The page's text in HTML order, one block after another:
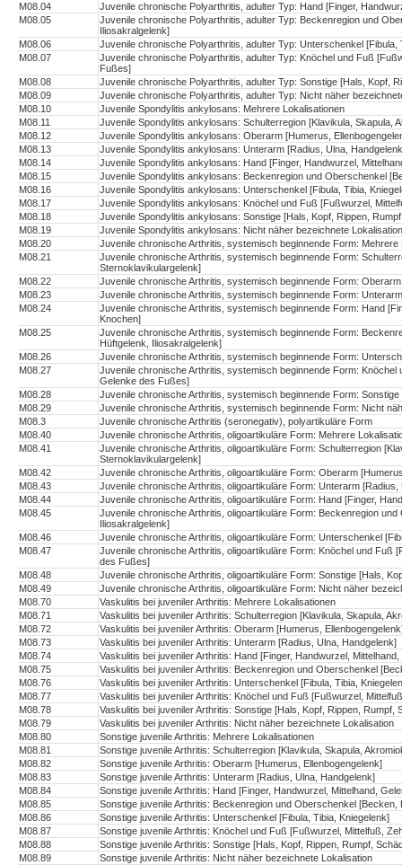
M08.04
Juvenile chronische Polyarthritis, adulter Typ: Hand [Finger,
M08.05
Juvenile chronische Polyarthritis, adulter Typ: Beckenregion und
Iliosakralgelenk]
M08.06
Juvenile chronische Polyarthritis, adulter Typ: Unterschenkel [Fibula,
M08.07
Juvenile chronische Polyarthritis, adulter Typ: Knöchel und Fuß
Fußes]
M08.08
Juvenile chronische Polyarthritis, adulter Typ: Sonstige [Hals, Kopf,
M08.09
Juvenile chronische Polyarthritis, adulter Typ: Nicht näher
M08.10
Juvenile Spondylitis ankylosans: Mehrere Lokalisationen
M08.11
Juvenile Spondylitis ankylosans: Schulterregion [Klavikula, Skapula,
M08.12
Juvenile Spondylitis ankylosans: Oberarm [Humerus,
M08.13
Juvenile Spondylitis ankylosans: Unterarm [Radius, Ulna,
M08.14
Juvenile Spondylitis ankylosans: Hand [Finger, Handwurzel,
M08.15
Juvenile Spondylitis ankylosans: Beckenregion und Oberschenkel
M08.16
Juvenile Spondylitis ankylosans: Unterschenkel [Fibula, Tibia,
M08.17
Juvenile Spondylitis ankylosans: Knöchel und Fuß [Fußwurzel,
M08.18
Juvenile Spondylitis ankylosans: Sonstige [Hals, Kopf, Rippen,
M08.19
Juvenile Spondylitis ankylosans: Nicht näher bezeichnete Lokalisation
M08.20
Juvenile chronische Arthritis, systemisch beginnende Form: Mehrere
M08.21
Juvenile chronische Arthritis, systemisch beginnende Form:
Sternoklavikulargelenk]
M08.22
Juvenile chronische Arthritis, systemisch beginnende Form:
M08.23
Juvenile chronische Arthritis, systemisch beginnende Form:
M08.24
Juvenile chronische Arthritis, systemisch beginnende Form: Hand
Knochen]
M08.25
Juvenile chronische Arthritis, systemisch beginnende Form:
Hüftgelenk, Iliosakralgelenk]
M08.26
Juvenile chronische Arthritis, systemisch beginnende Form:
M08.27
Juvenile chronische Arthritis, systemisch beginnende Form:
Gelenke des Fußes]
M08.28
Juvenile chronische Arthritis, systemisch beginnende Form:
M08.29
Juvenile chronische Arthritis, systemisch beginnende Form: Nicht
M08.3
Juvenile chronische Arthritis (seronegativ), polyartikuläre Form
M08.40
Juvenile chronische Arthritis, oligoartikuläre Form: Mehrere
M08.41
Juvenile chronische Arthritis, oligoartikuläre Form: Schulterregion
Sternoklavikulargelenk]
M08.42
Juvenile chronische Arthritis, oligoartikuläre Form: Oberarm
M08.43
Juvenile chronische Arthritis, oligoartikuläre Form: Unterarm [Radius,
M08.44
Juvenile chronische Arthritis, oligoartikuläre Form: Hand [Finger,
M08.45
Juvenile chronische Arthritis, oligoartikuläre Form: Beckenregion
Iliosakralgelenk]
M08.46
Juvenile chronische Arthritis, oligoartikuläre Form: Unterschenkel
M08.47
Juvenile chronische Arthritis, oligoartikuläre Form: Knöchel und Fuß
des Fußes]
M08.48
Juvenile chronische Arthritis, oligoartikuläre Form: Sonstige [Hals,
M08.49
Juvenile chronische Arthritis, oligoartikuläre Form: Nicht näher
M08.70
Vaskulitis bei juveniler Arthritis: Mehrere Lokalisationen
M08.71
Vaskulitis bei juveniler Arthritis: Schulterregion [Klavikula, Skapula,
M08.72
Vaskulitis bei juveniler Arthritis: Oberarm [Humerus,
M08.73
Vaskulitis bei juveniler Arthritis: Unterarm [Radius, Ulna, Handgelenk]
M08.74
Vaskulitis bei juveniler Arthritis: Hand [Finger, Handwurzel,
M08.75
Vaskulitis bei juveniler Arthritis: Beckenregion und Oberschenkel
M08.76
Vaskulitis bei juveniler Arthritis: Unterschenkel [Fibula, Tibia,
M08.77
Vaskulitis bei juveniler Arthritis: Knöchel und Fuß [Fußwurzel,
M08.78
Vaskulitis bei juveniler Arthritis: Sonstige [Hals, Kopf, Rippen, Rumpf,
M08.79
Vaskulitis bei juveniler Arthritis: Nicht näher bezeichnete Lokalisation
M08.80
Sonstige juvenile Arthritis: Mehrere Lokalisationen
M08.81
Sonstige juvenile Arthritis: Schulterregion [Klavikula, Skapula,
M08.82
Sonstige juvenile Arthritis: Oberarm [Humerus, Ellenbogengelenk]
M08.83
Sonstige juvenile Arthritis: Unterarm [Radius, Ulna, Handgelenk]
M08.84
Sonstige juvenile Arthritis: Hand [Finger, Handwurzel, Mittelhand,
M08.85
Sonstige juvenile Arthritis: Beckenregion und Oberschenkel
M08.86
Sonstige juvenile Arthritis: Unterschenkel [Fibula, Tibia, Kniegelenk]
M08.87
Sonstige juvenile Arthritis: Knöchel und Fuß [Fußwurzel, Mittelfuß,
M08.88
Sonstige juvenile Arthritis: Sonstige [Hals, Kopf, Rippen, Rumpf,
M08.89
Sonstige juvenile Arthritis: Nicht näher bezeichnete Lokalisation